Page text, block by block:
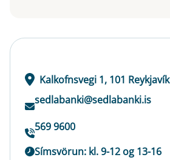
Kalkofnsvegi 1, 101 Reykjavík
sedlabanki@sedlabanki.is
569 9600
Símsvörun: kl. 9-12 og 13-16